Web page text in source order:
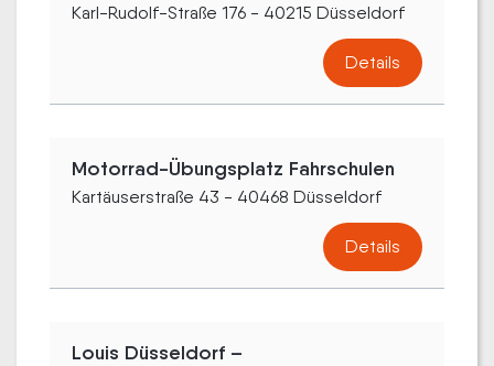
Karl-Rudolf-Straße 176 - 40215 Düsseldorf
Details
Motorrad-Übungsplatz Fahrschulen
Kartäuserstraße 43 - 40468 Düsseldorf
Details
Louis Düsseldorf –